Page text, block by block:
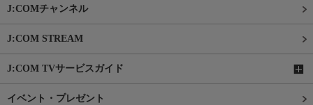
J:COMチャンネル
J:COM STREAM
J:COM TVサービスガイド
イベント・プレゼント